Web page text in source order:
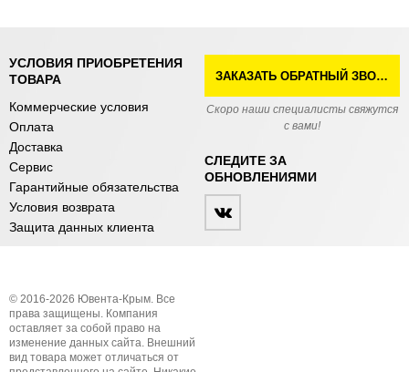
УСЛОВИЯ ПРИОБРЕТЕНИЯ
ТОВАРА
Коммерческие условия
Оплата
Доставка
Сервис
Гарантийные обязательства
Условия возврата
Защита данных клиента
ЗАКАЗАТЬ ОБРАТНЫЙ ЗВОНОК
Скоро наши специалисты свяжутся
с вами!
СЛЕДИТЕ ЗА
ОБНОВЛЕНИЯМИ
© 2016-2026 Ювента-Крым. Все
права защищены. Компания
оставляет за собой право на
изменение данных сайта. Внешний
вид товара может отличаться от